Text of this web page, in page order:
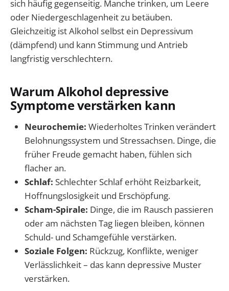
sich häufig gegenseitig. Manche trinken, um Leere
oder Niedergeschlagenheit zu betäuben.
Gleichzeitig ist Alkohol selbst ein Depressivum
(dämpfend) und kann Stimmung und Antrieb
langfristig verschlechtern.
Warum Alkohol depressive
Symptome verstärken kann
Neurochemie: Wiederholtes Trinken verändert
Belohnungssystem und Stressachsen. Dinge, die
früher Freude gemacht haben, fühlen sich
flacher an.
Schlaf: Schlechter Schlaf erhöht Reizbarkeit,
Hoffnungslosigkeit und Erschöpfung.
Scham-Spirale: Dinge, die im Rausch passieren
oder am nächsten Tag liegen bleiben, können
Schuld- und Schamgefühle verstärken.
Soziale Folgen: Rückzug, Konflikte, weniger
Verlässlichkeit – das kann depressive Muster
verstärken.